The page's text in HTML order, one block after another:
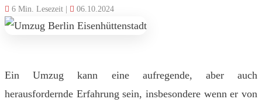
6 Min. Lesezeit | 06.10.2024
Ein Umzug kann eine aufregende, aber auch
herausfordernde Erfahrung sein, insbesondere wenn er von